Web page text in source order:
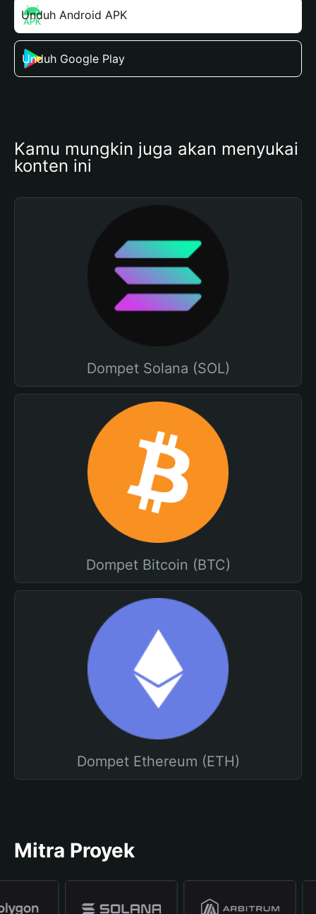
Unduh Android APK
Unduh Google Play
Kamu mungkin juga akan menyukai
konten ini
Dompet Solana (SOL)
Dompet Bitcoin (BTC)
Dompet Ethereum (ETH)
Mitra Proyek